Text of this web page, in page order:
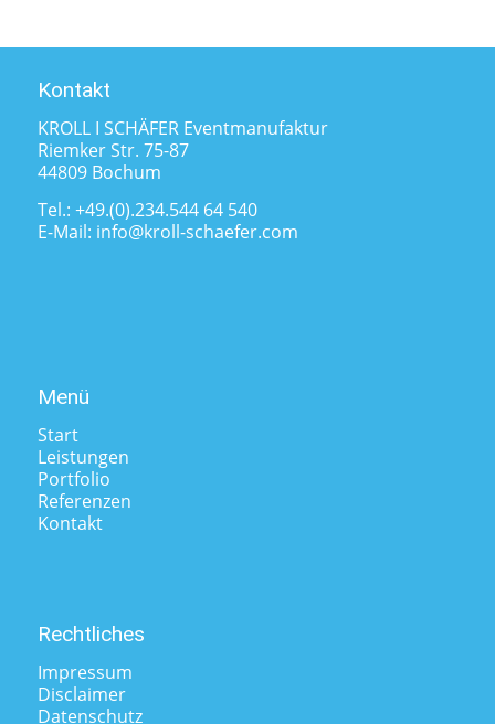
Kontakt
KROLL I SCHÄFER Eventmanufaktur
Riemker Str. 75-87
44809 Bochum
Tel.: +49.(0).234.544 64 540
E-Mail: info@kroll-schaefer.com
Menü
Start
Leistungen
Portfolio
Referenzen
Kontakt
Rechtliches
Impressum
Disclaimer
Datenschutz